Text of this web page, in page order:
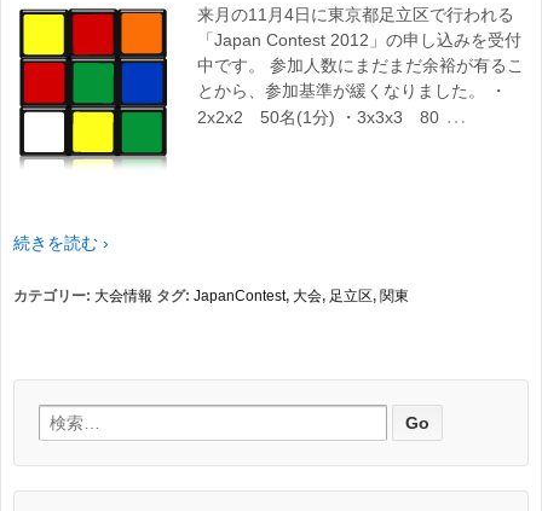
来月の11月4日に東京都足立区で行われる
「Japan Contest 2012」の申し込みを受付
中です。 参加人数にまだまだ余裕が有るこ
とから、参加基準が緩くなりました。 ・
2x2x2 50名(1分) ・3x3x3 80 …
続きを読む ›
カテゴリー: 大会情報 タグ: JapanContest, 大会, 足立区, 関東
検索: